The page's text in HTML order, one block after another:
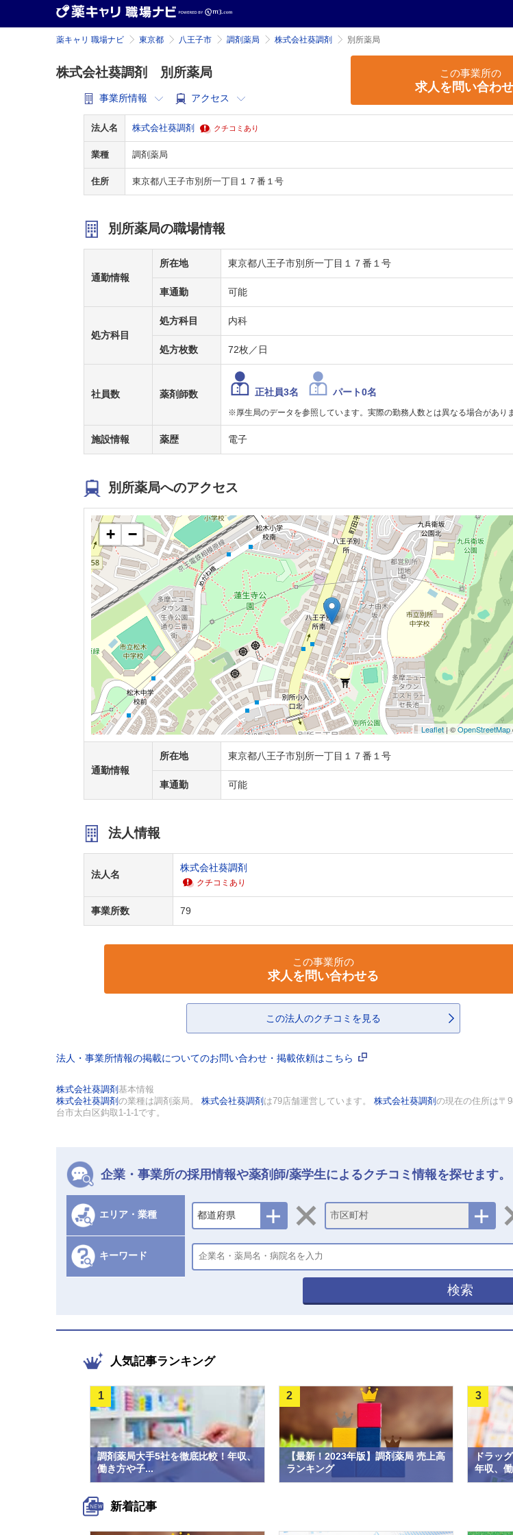
薬キャリ 職場ナビ 東京都 八王子市 調剤薬局 株式会社葵調剤 別所薬局
株式会社葵調剤 別所薬局
事業所情報 アクセス
この事業所の
求人を問い合わ
法人名 株式会社葵調剤 クチコミあり
業種 調剤薬局
住所 東京都八王子市別所一丁目１７番１号
別所薬局の職場情報
通勤情報
所在地 東京都八王子市別所一丁目１７番１号
車通勤 可能
処方科目
処方科目 内科
処方枚数 72枚／日
社員数 薬剤師数 正社員3名 パート0名
※厚生局のデータを参照しています。実際の勤務人数とは異なる場合がありま
施設情報 薬歴 電子
別所薬局へのアクセス
+ −
Leaflet | ©OpenStreetMap
通勤情報
所在地 東京都八王子市別所一丁目１７番１号
車通勤 可能
法人情報
法人名
株式会社葵調剤
クチコミあり
事業所数 79
この事業所の
求人を問い合わせる
この法人のクチコミを見る
法人・事業所情報の掲載についてのお問い合わせ・掲載依頼はこちら
株式会社葵調剤 基本情報
株式会社葵調剤 の業種は調剤薬局。 株式会社葵調剤 は79店舗運営しています。 株式会社葵調剤 の現在の住所は〒
台市太白区鈎取1-1-1です。
企業・事業所の採用情報や薬剤師/薬学生によるクチコミ情報を探せます。
エリア・業種 都道府県 市区町村
キーワード
検索
人気記事ランキング
調剤薬局大手5社を徹底比較！年収、
働き方や子...
1
【最新！2023年版】調剤薬局 売上高
ランキング
2
ドラッ
年収、
3
新着記事